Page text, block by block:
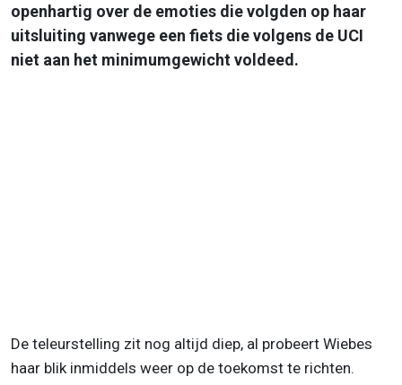
openhartig over de emoties die volgden op haar
uitsluiting vanwege een fiets die volgens de UCI
niet aan het minimumgewicht voldeed.
De teleurstelling zit nog altijd diep, al probeert Wiebes
haar blik inmiddels weer op de toekomst te richten.